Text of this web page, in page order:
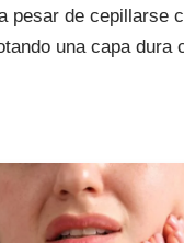
pesar de cepillarse
una capa dura